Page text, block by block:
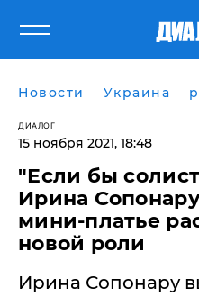
Новости Украина
ДИАЛОГ
15 ноября 2021, 18:48
"Если бы
Ирина
мини-платье
новой роли
Ирина Сопонару